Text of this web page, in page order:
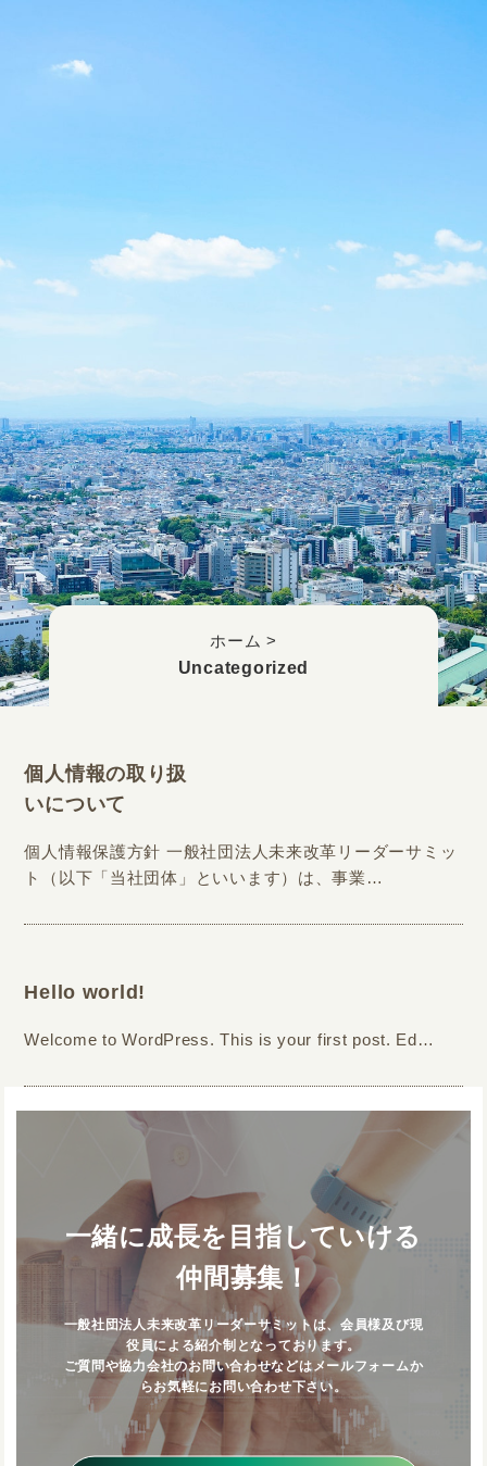
ホーム >
Uncategorized
個人情報の取り扱
いについて
個人情報保護方針 一般社団法人未来改革リーダーサミッ
ト（以下「当社団体」といいます）は、事業…
Hello world!
Welcome to WordPress. This is your first post. Ed…
一緒に成長を目指していける
仲間募集！
一般社団法人未来改革リーダーサミットは、会員様及び現
役員による紹介制となっております。
ご質問や協力会社のお問い合わせなどはメールフォームか
らお気軽にお問い合わせ下さい。